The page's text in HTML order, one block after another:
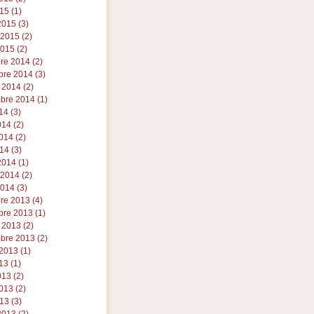
(1)
(3)
(2)
(2)
2014 (2)
2014 (3)
(2)
2014 (1)
(3)
(2)
(2)
(3)
(1)
(2)
(3)
2013 (4)
2013 (1)
(2)
2013 (2)
(1)
(1)
(2)
(2)
(3)